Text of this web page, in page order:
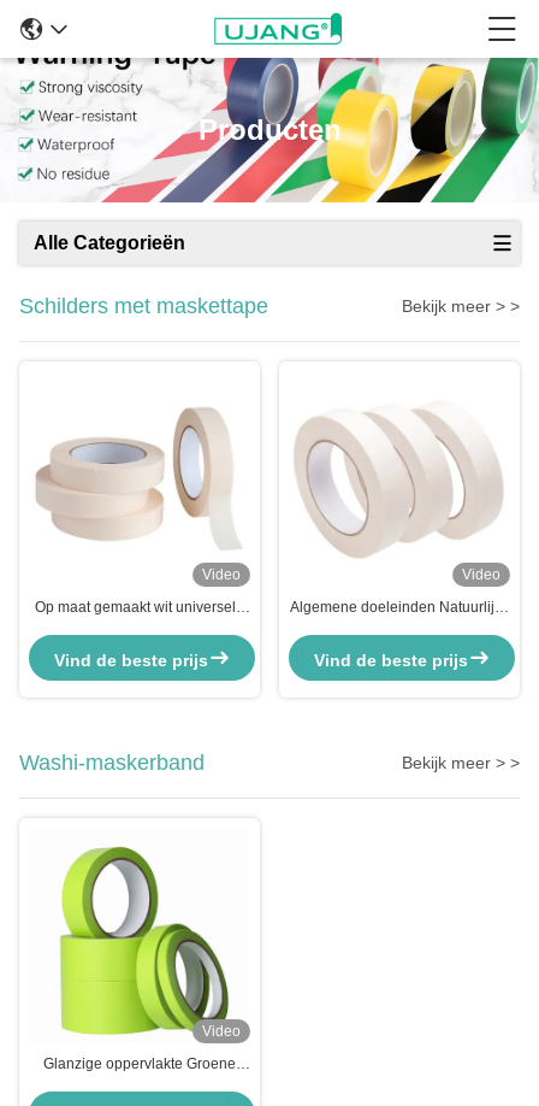
Producten
Alle Categorieën
Schilders met maskettape Bekijk meer > >
Video
Op maat gemaakt wit universele
papier tape
Vind de beste prijs
Video
Algemene doeleinden Natuurlijke
Vind de beste prijs
Washi-maskerband Bekijk meer > >
Video
Glanzige oppervlakte Groene